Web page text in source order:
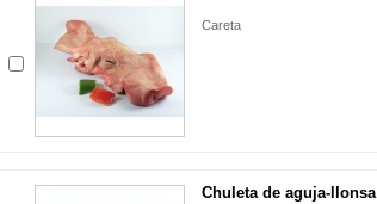
Careta
Chuleta de aguja-llonsa